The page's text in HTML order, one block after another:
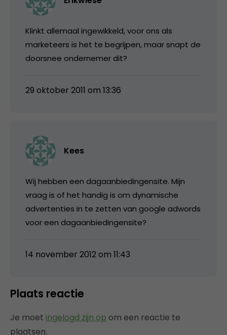
Klinkt allemaal ingewikkeld, voor ons als
marketeers is het te begrijpen, maar snapt de
doorsnee ondernemer dit?
29 oktober 2011 om 13:36
Kees
Wij hebben een dagaanbiedingensite. Mijn
vraag is of het handig is om dynamische
advertenties in te zetten van google adwords
voor een dagaanbiedingensite?
14 november 2012 om 11:43
Plaats reactie
Je moet ingelogd zijn op om een reactie te
plaatsen.